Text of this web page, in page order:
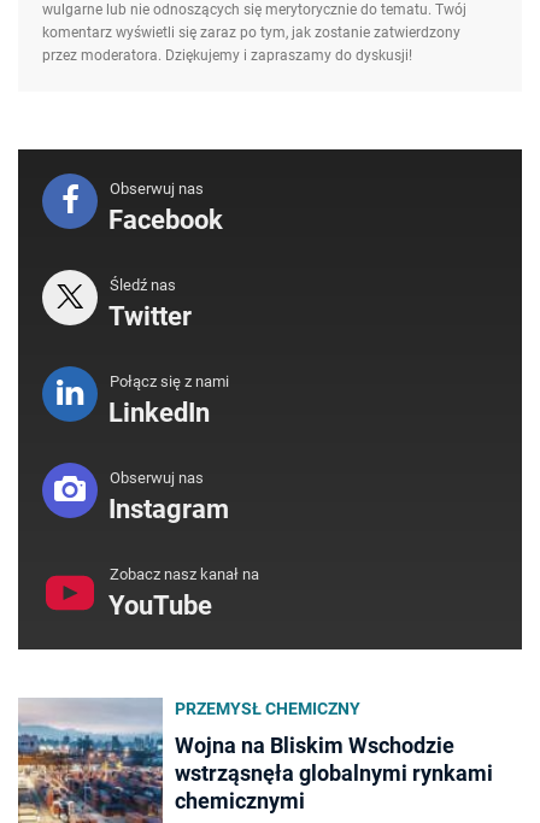
wulgarne lub nie odnoszących się merytorycznie do tematu. Twój
komentarz wyświetli się zaraz po tym, jak zostanie zatwierdzony
przez moderatora. Dziękujemy i zapraszamy do dyskusji!
Obserwuj nas
Facebook
Śledź nas
Twitter
Połącz się z nami
LinkedIn
Obserwuj nas
Instagram
Zobacz nasz kanał na
YouTube
PRZEMYSŁ CHEMICZNY
Wojna na Bliskim Wschodzie
wstrząsnęła globalnymi rynkami
chemicznymi